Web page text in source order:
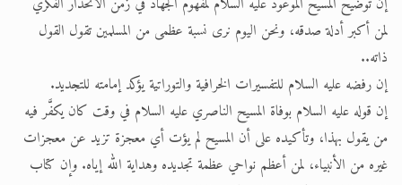
لمن أكبر أدلة صدقه، ونحن اليوم نرى نسبة عظمى من المسلمين تقول القول
ذاته..
إن رفضه عليه السلام للتفسيرات الخرافية والتوراتية يؤكد إمامته للتجديد.
إن قوله عليه السلام بوفاة المسيح الناصري عليه السلام في وقت كان يكفَّر فيه
من يقول بهذا، وتأكيده على أن المسيح لم يؤت أي معجزة تزيد عن معجزات
غيره من الأنبياء، لمن أعظم نواحي عظمة تجديده وهداية الله إياه. وإن كتاب